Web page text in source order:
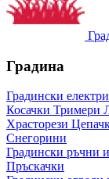
Градина
Градински
Косачки Тримери
Храсторези
Снегорини
Градински ръчни
Пръскачки